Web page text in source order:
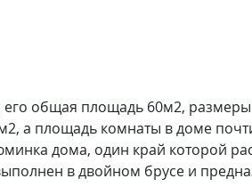
общая площадь 60м2,
а площадь комнаты в доме
дома, один край которой
в двойном брусе и